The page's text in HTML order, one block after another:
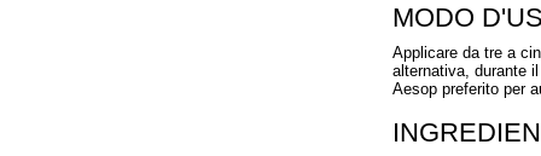
MODO
Applicare da tre a
alternativa, durante
Aesop preferito per